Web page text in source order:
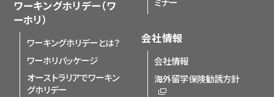
ワーキングホリデー（ワ
ーホリ）
ワーキングホリデーとは？
ワーホリパッケージ
オーストラリアでワーキン
グホリデー
会社情報
会社情報
海外留学保険勧誘方針